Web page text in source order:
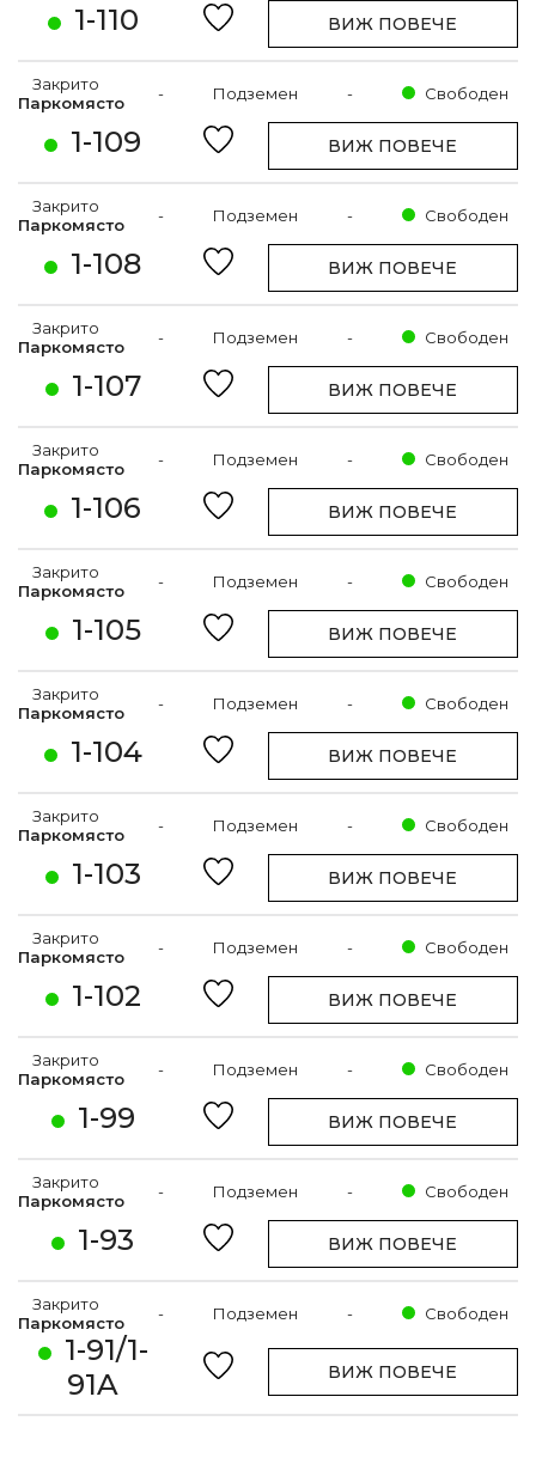
1-110 ВИЖ ПОВЕЧЕ
1-109
Закрито
Паркомясто
- Подземен - Свободен
ВИЖ ПОВЕЧЕ
1-108
Закрито
Паркомясто
- Подземен - Свободен
ВИЖ ПОВЕЧЕ
1-107
Закрито
Паркомясто
- Подземен - Свободен
ВИЖ ПОВЕЧЕ
1-106
Закрито
Паркомясто
- Подземен - Свободен
ВИЖ ПОВЕЧЕ
1-105
Закрито
Паркомясто
- Подземен - Свободен
ВИЖ ПОВЕЧЕ
1-104
Закрито
Паркомясто
- Подземен - Свободен
ВИЖ ПОВЕЧЕ
1-103
Закрито
Паркомясто
- Подземен - Свободен
ВИЖ ПОВЕЧЕ
1-102
Закрито
Паркомясто
- Подземен - Свободен
ВИЖ ПОВЕЧЕ
1-99
Закрито
Паркомясто
- Подземен - Свободен
ВИЖ ПОВЕЧЕ
1-93
Закрито
Паркомясто
- Подземен - Свободен
ВИЖ ПОВЕЧЕ
1-91/1-
91A
Закрито
Паркомясто
- Подземен - Свободен
ВИЖ ПОВЕЧЕ